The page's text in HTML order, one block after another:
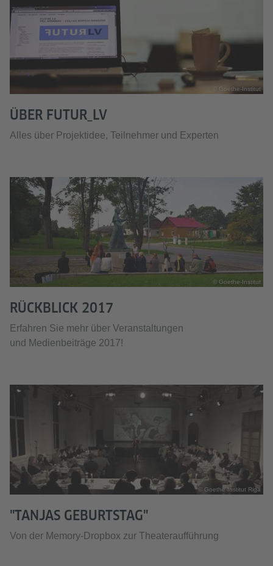
© Goethe-Institut
ÜBER FUTUR_LV
Alles über Projektidee, Teilnehmer und Experten
© Goethe-Institut
RÜCKBLICK 2017
Erfahren Sie mehr über Veranstaltungen
und Medienbeiträge 2017!
© Goethe-Institut Riga
"TANJAS GEBURTSTAG"
Von der Memory-Dropbox zur Theateraufführung